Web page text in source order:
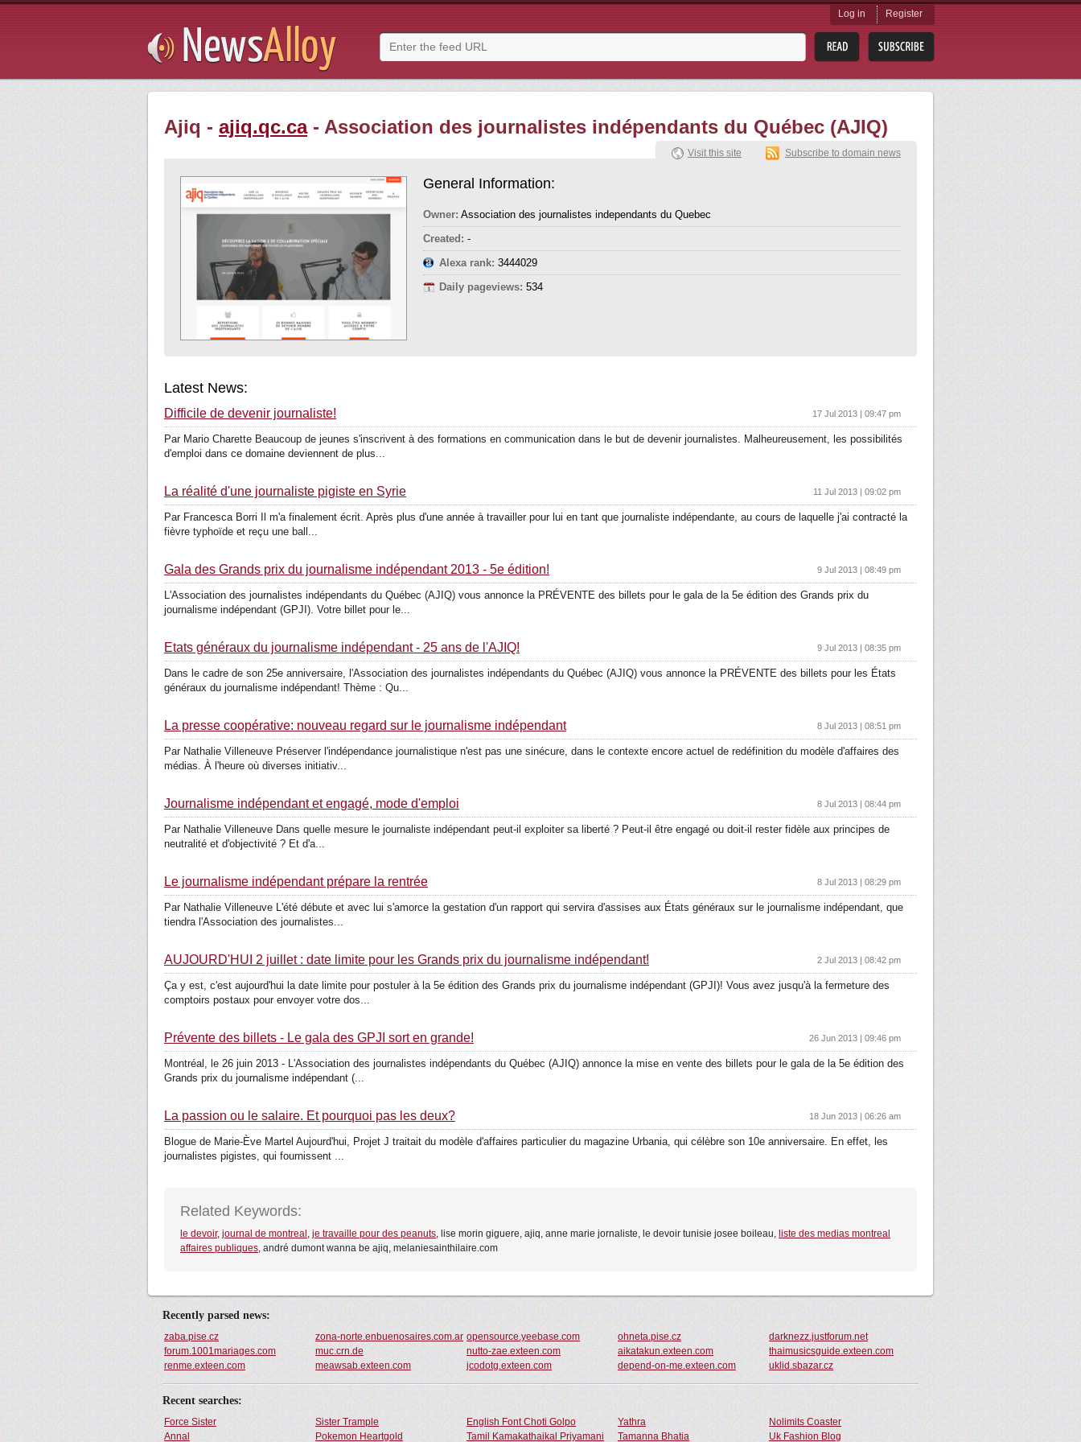
Log in Register
Ajiq - ajiq.qc.ca- Association des journalistes indépendants du Québec (AJIQ)
General Information:
Owner: Association des journalistes independants du Quebec
Created: -
Alexa rank: 3444029
Daily pageviews: 534
Visit this site Subscribe to domain news
Latest News:
Difficile de devenir journaliste! 17 Jul 2013 | 09:47 pm
Par Mario Charette Beaucoup de jeunes s'inscrivent à des formations en communication dans le but de devenir journalistes. Malheureusement, les possibilités
d'emploi dans ce domaine deviennent de plus...
La réalité d'une journaliste pigiste en Syrie 11 Jul 2013 | 09:02 pm
Par Francesca Borri Il m'a finalement écrit. Après plus d'une année à travailler pour lui en tant que journaliste indépendante, au cours de laquelle j'ai contracté la
fièvre typhoïde et reçu une ball...
Gala des Grands prix du journalisme indépendant 2013 - 5e édition! 9 Jul 2013 | 08:49 pm
L'Association des journalistes indépendants du Québec (AJIQ) vous annonce la PRÉVENTE des billets pour le gala de la 5e édition des Grands prix du
journalisme indépendant (GPJI). Votre billet pour le...
États généraux du journalisme indépendant - 25 ans de l'AJIQ! 9 Jul 2013 | 08:35 pm
Dans le cadre de son 25e anniversaire, l'Association des journalistes indépendants du Québec (AJIQ) vous annonce la PRÉVENTE des billets pour les États
généraux du journalisme indépendant! Thème : Qu...
La presse coopérative: nouveau regard sur le journalisme indépendant 8 Jul 2013 | 08:51 pm
Par Nathalie Villeneuve Préserver l'indépendance journalistique n'est pas une sinécure, dans le contexte encore actuel de redéfinition du modèle d'affaires des
médias. À l'heure où diverses initiativ...
Journalisme indépendant et engagé, mode d'emploi 8 Jul 2013 | 08:44 pm
Par Nathalie Villeneuve Dans quelle mesure le journaliste indépendant peut-il exploiter sa liberté ? Peut-il être engagé ou doit-il rester fidèle aux principes de
neutralité et d'objectivité ? Et d'a...
Le journalisme indépendant prépare la rentrée 8 Jul 2013 | 08:29 pm
Par Nathalie Villeneuve L'été débute et avec lui s'amorce la gestation d'un rapport qui servira d'assises aux États généraux sur le journalisme indépendant, que
tiendra l'Association des journalistes...
AUJOURD'HUI 2 juillet : date limite pour les Grands prix du journalisme indépendant! 2 Jul 2013 | 08:42 pm
Ça y est, c'est aujourd'hui la date limite pour postuler à la 5e édition des Grands prix du journalisme indépendant (GPJI)! Vous avez jusqu'à la fermeture des
comptoirs postaux pour envoyer votre dos...
Prévente des billets - Le gala des GPJI sort en grande! 26 Jun 2013 | 09:46 pm
Montréal, le 26 juin 2013 - L'Association des journalistes indépendants du Québec (AJIQ) annonce la mise en vente des billets pour le gala de la 5e édition des
Grands prix du journalisme indépendant (...
La passion ou le salaire. Et pourquoi pas les deux? 18 Jun 2013 | 06:26 am
Blogue de Marie-Ève Martel Aujourd'hui, Projet J traitait du modèle d'affaires particulier du magazine Urbania, qui célèbre son 10e anniversaire. En effet, les
journalistes pigistes, qui fournissent ...
Related Keywords:
le devoir, journal de montreal , je travaille pour des peanuts, lise morin giguere, ajiq, anne marie jornaliste, le devoir tunisie josee boileau, liste des medias montreal
affaires publiques, andré dumont wanna be ajiq, melaniesainthilaire.com
Recently parsed news:
zaba.pise.cz zona-norte.enbuenosaires.com.ar opensource.yeebase.com ohneta.pise.cz
darknezz.justforum.net
forum.1001mariages.com
muc.crn.de nutto-zae.exteen.com aikatakun.exteen.com
thaimusicsguide.exteen.com
renme.exteen.com
meawsab.exteen.com jcodotg.exteen.com depend-on-me.exteen.com uklid.sbazar.cz
Recent searches:
Force Sister Sister Trample English Font Choti Golpo Yathra
Nolimits Coaster
Annal
Pokemon Heartgold Tamil Kamakathaikal Priyamani Tamanna Bhatia Uk Fashion Blog